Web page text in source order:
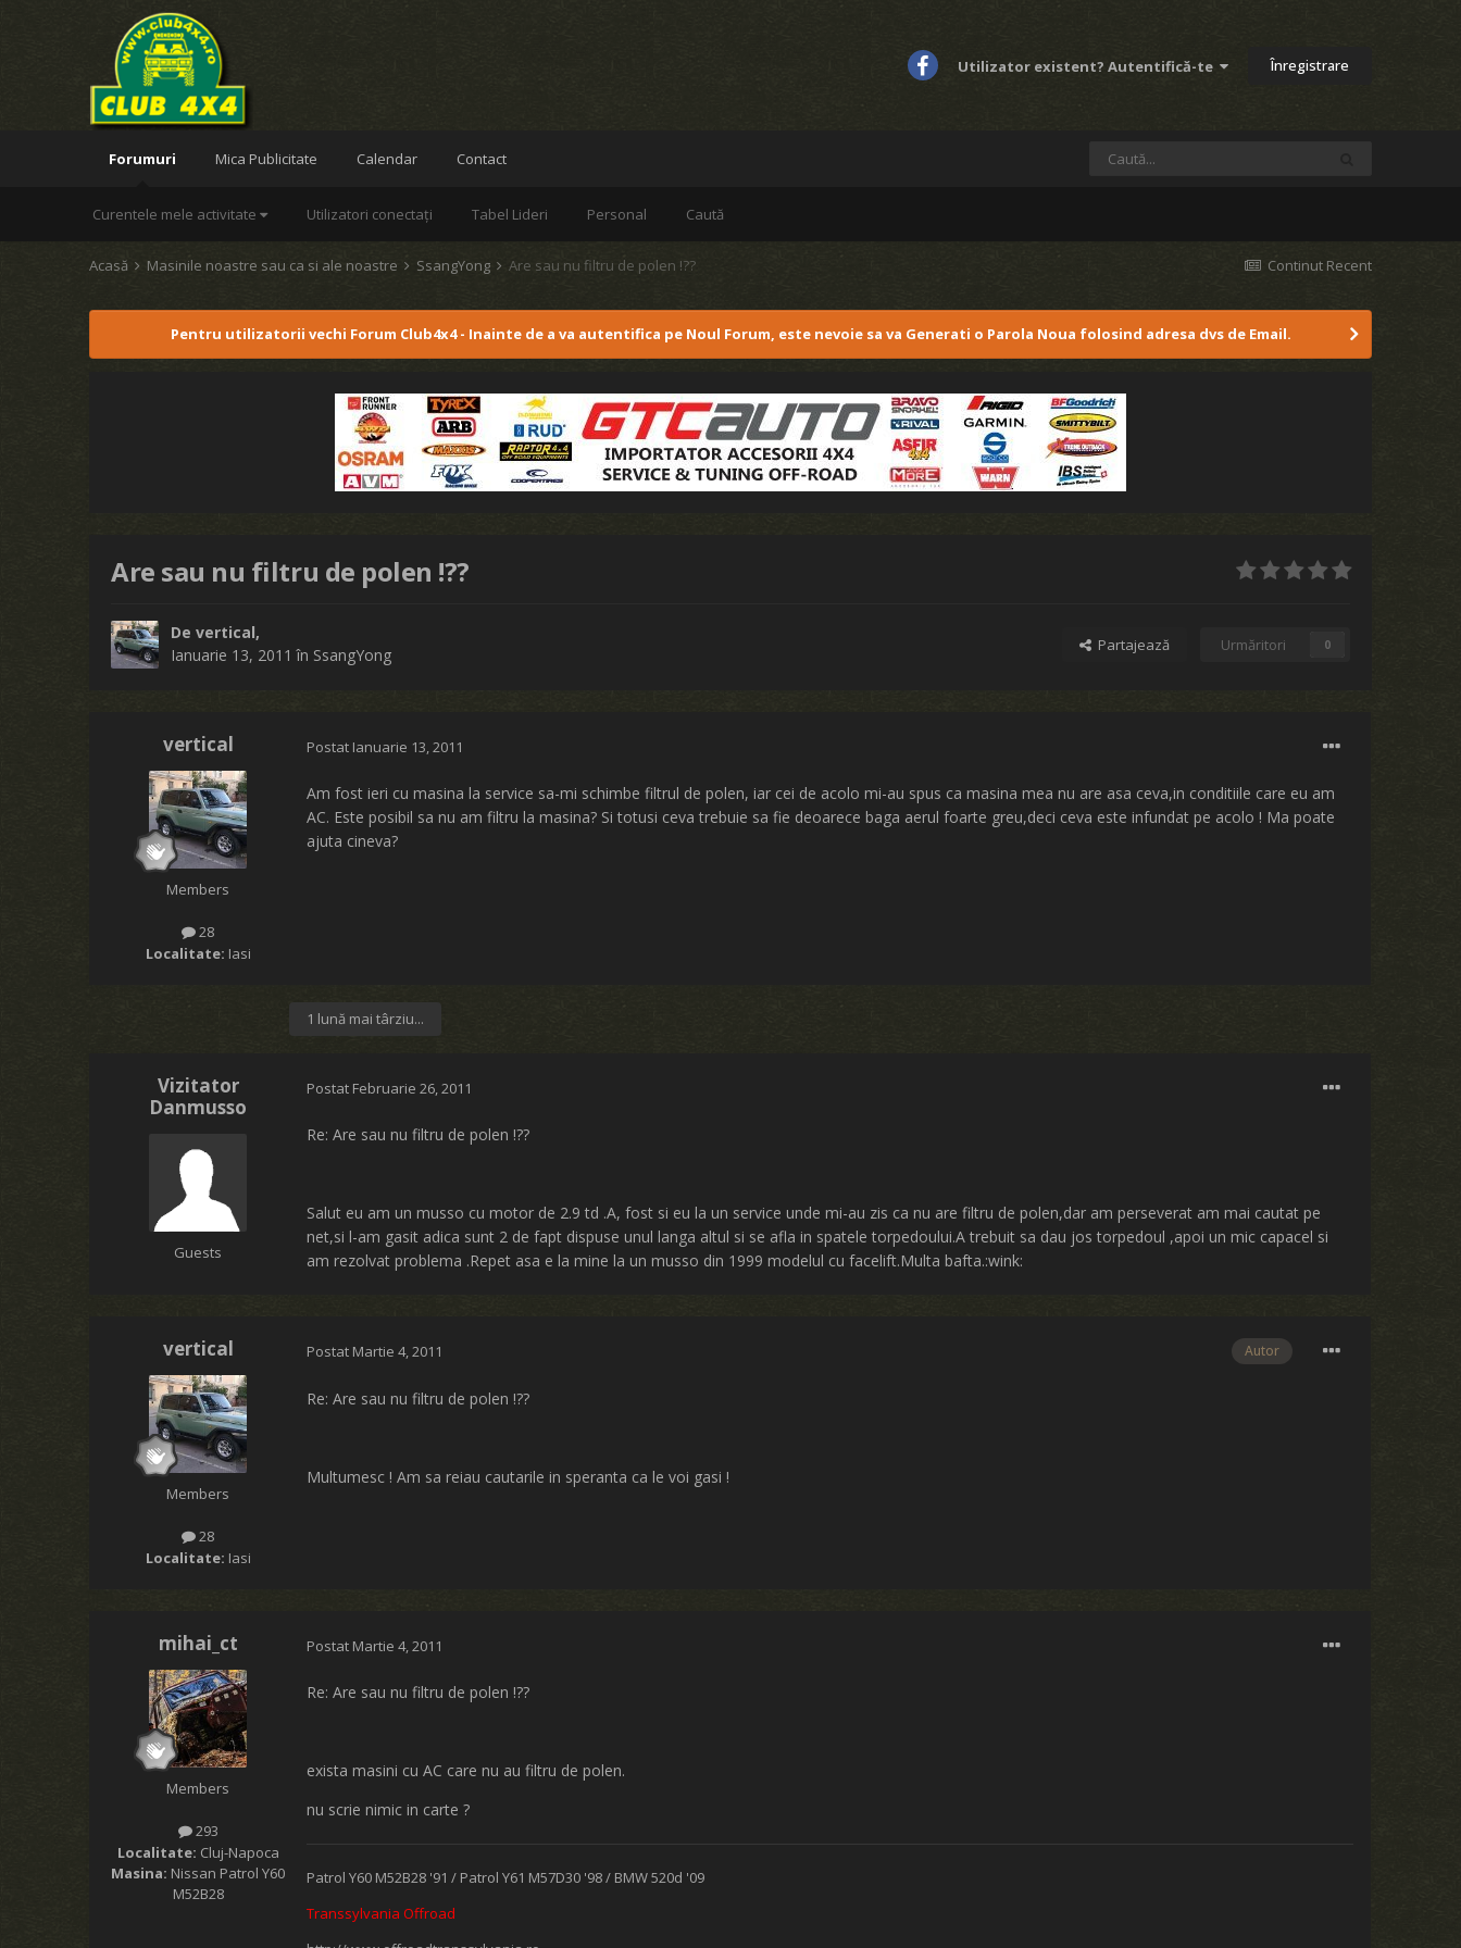
Utilizator existent? Autentifică-te Înregistrare
Forumuri
Curentele mele activitate Utilizatori conectați Tabel Lideri Personal Caută
Mica Publicitate Calendar Contact
Continut Recent
Acasă Masinile noastre sau ca si ale noastre SsangYong Are sau nu filtru de polen !??
Pentru utilizatorii vechi Forum Club4x4 - Inainte de a va autentifica pe Noul Forum, este nevoie sa va Generati o Parola Noua folosind adresa dvs de Email.
Are sau nu filtru de polen !??
Devertical,
Ianuarie 13, 2011 în SsangYong Partajează Urmăritori 0
vertical
Members
28
Localitate: Iasi
Postat Ianuarie 13, 2011
Am fost ieri cu masina la service sa-mi schimbe filtrul de polen, iar cei de acolo mi-au spus ca masina mea nu are asa ceva,in conditiile care eu am
AC. Este posibil sa nu am filtru la masina? Si totusi ceva trebuie sa fie deoarece baga aerul foarte greu,deci ceva este infundat pe acolo ! Ma poate
ajuta cineva?
1 lună mai târziu...
Vizitator
Danmusso
Guests
Postat Februarie 26, 2011
Re: Are sau nu filtru de polen !??
Salut eu am un musso cu motor de 2.9 td .A, fost si eu la un service unde mi-au zis ca nu are filtru de polen,dar am perseverat am mai cautat pe
net,si l-am gasit adica sunt 2 de fapt dispuse unul langa altul si se afla in spatele torpedoului.A trebuit sa dau jos torpedoul ,apoi un mic capacel si
am rezolvat problema .Repet asa e la mine la un musso din 1999 modelul cu facelift.Multa bafta.:wink:
vertical
Members
28
Localitate: Iasi
Autor
Postat Martie 4, 2011
Re: Are sau nu filtru de polen !??
Multumesc ! Am sa reiau cautarile in speranta ca le voi gasi !
mihai_ct
Members
293
Localitate: Cluj-Napoca
Masina: Nissan Patrol Y60
M52B28
Postat Martie 4, 2011
Re: Are sau nu filtru de polen !??
exista masini cu AC care nu au filtru de polen.
nu scrie nimic in carte ?
Patrol Y60 M52B28 '91 / Patrol Y61 M57D30 '98 / BMW 520d '09
Transsylvania Offroad